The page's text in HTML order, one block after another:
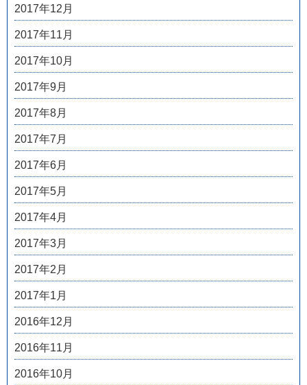
2017年12月
2017年11月
2017年10月
2017年9月
2017年8月
2017年7月
2017年6月
2017年5月
2017年4月
2017年3月
2017年2月
2017年1月
2016年12月
2016年11月
2016年10月